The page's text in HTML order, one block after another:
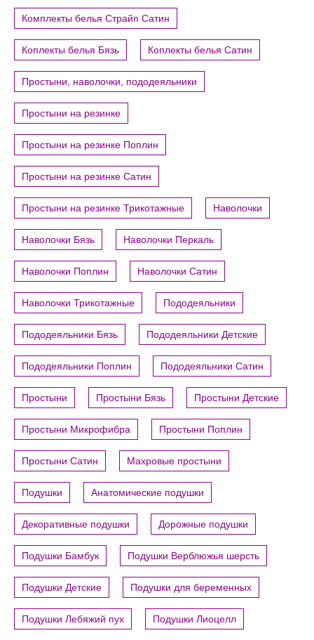
Комплекты белья Страйп Сатин
Коплекты белья Бязь Коплекты белья Сатин
Простыни, наволочки, пододеяльники
Простыни на резинке
Простыни на резинке Поплин
Простыни на резинке Сатин
Простыни на резинке Трикотажные Наволочки
Наволочки Бязь Наволочки Перкаль
Наволочки Поплин Наволочки Сатин
Наволочки Трикотажные Пододеяльники
Пододеяльники Бязь Пододеяльники Детские
Пододеяльники Поплин Пододеяльники Сатин
Простыни Простыни Бязь Простыни Детские
Простыни Микрофибра Простыни Поплин
Простыни Сатин Махровые простыни
Подушки Анатомические подушки
Декоративные подушки Дорожные подушки
Подушки Бамбук Подушки Верблюжья шерсть
Подушки Детские Подушки для беременных
Подушки Лебяжий пух Подушки Лиоцелл